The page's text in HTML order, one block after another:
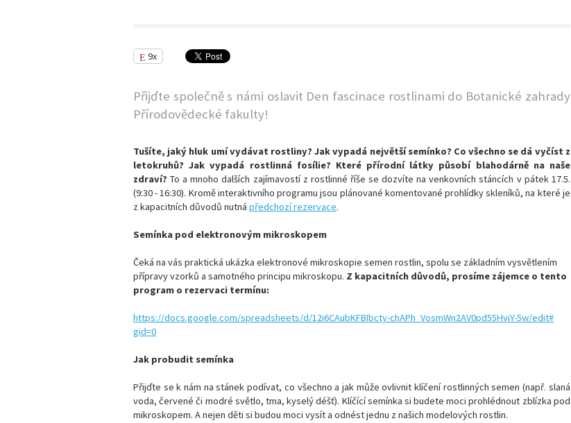
9x
Přijďte společně s námi oslavit Den fascinace rostlinami do Botanické zahrady
Přírodovědecké fakulty!
Tušíte, jaký hluk umí vydávat rostliny? Jak vypadá největší semínko? Co všechno se dá vyčíst z
letokruhů? Jak vypadá rostlinná fosílie? Které přírodní látky působí blahodárně na naše
zdraví? To a mnoho dalších zajímavostí z rostlinné říše se dozvíte na venkovních stáncích v pátek 17.5.
(9:30 - 16:30). Kromě interaktivního programu jsou plánované komentované prohlídky skleníků, na které je
z kapacitních důvodů nutná předchozí rezervace.
Semínka pod elektronovým mikroskopem
Čeká na vás praktická ukázka elektronové mikroskopie semen rostlin, spolu se základním vysvětlením
přípravy vzorků a samotného principu mikroskopu. Z kapacitních důvodů, prosíme zájemce o tento
program o rezervaci termínu:
https://docs.google.com/spreadsheets/d/12i6CAubKFBIbcty-chAPh_ VosmWn2AV0pd55HviY-5w/edit#
gid=0
Jak probudit semínka
Přijďte se k nám na stánek podívat, co všechno a jak může ovlivnit klíčení rostlinných semen (např. slaná
voda, červené či modré světlo, tma, kyselý déšť). Klíčící semínka si budete moci prohlédnout zblízka pod
mikroskopem. A nejen děti si budou moci vysít a odnést jednu z našich modelových rostlin.